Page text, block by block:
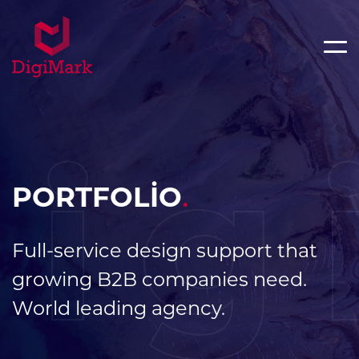
PORTFOLİO.
Full-service design support that
growing B2B companies need.
World leading agency.